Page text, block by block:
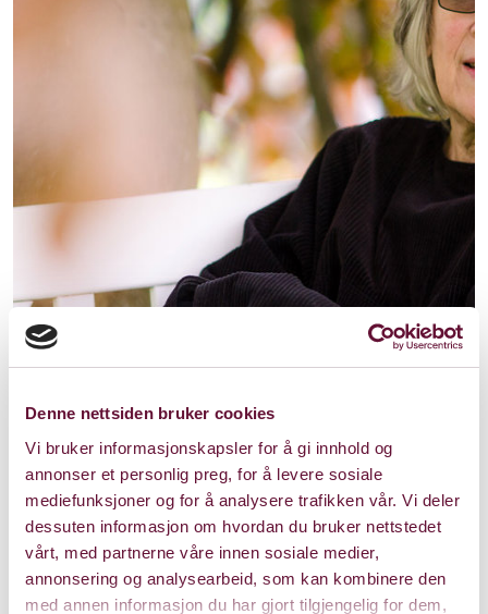
Denne nettsiden bruker cookies
Vi bruker informasjonskapsler for å gi innhold og
annonser et personlig preg, for å levere sosiale
mediefunksjoner og for å analysere trafikken vår. Vi deler
dessuten informasjon om hvordan du bruker nettstedet
vårt, med partnerne våre innen sosiale medier,
annonsering og analysearbeid, som kan kombinere den
med annen informasjon du har gjort tilgjengelig for dem,
Foto: Nina Hurum